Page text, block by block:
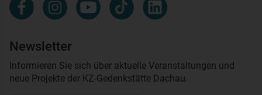
Newsletter
Informieren Sie sich über aktuelle Veranstaltungen und
neue Projekte der KZ-Gedenkstätte Dachau.